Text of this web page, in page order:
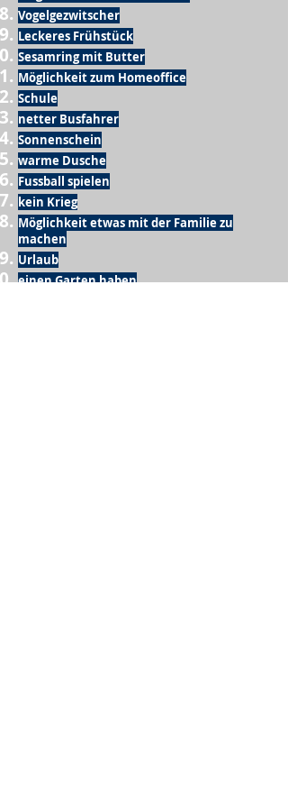
Vogelgezwitscher
Leckeres Frühstück
Sesamring mit Butter
Möglichkeit zum Homeoffice
Schule
netter Busfahrer
Sonnenschein
warme Dusche
Fussball spielen
kein Krieg
Möglichkeit etwas mit der Familie zu
machen
Urlaub
einen Garten haben